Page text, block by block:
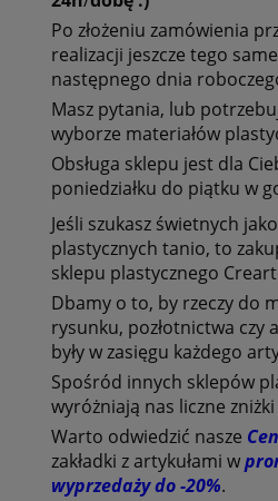
Po złożeniu zamówienia
realizacji jeszcze tego
następnego dnia
Masz pytania, lub
wyborze materiałów
Obsługa sklepu jest dla
poniedziałku do piątku w
Jeśli szukasz świetnych
plastycznych tanio, to
sklepu plastycznego
Dbamy o to, by rzeczy do
rysunku, pozłotnictwa czy
były w zasięgu każdego
Spośród innych sklepów
wyróżniają nas liczne
Warto odwiedzić nasze
zakładki z artykułami w
wyprzedaży do -20%.